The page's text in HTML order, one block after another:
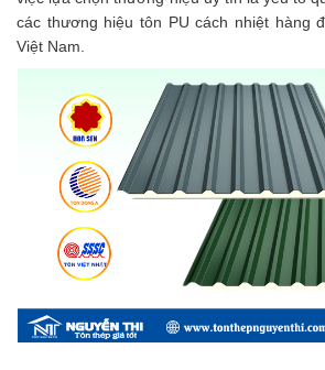
các thương hiệu tôn PU cách nhiệt hàng
Việt Nam.